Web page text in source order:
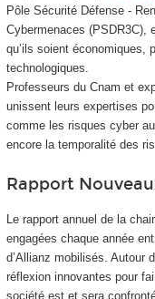
Pôle Sécurité Défense -
Cybermenaces (PSDR3C),
qu’ils soient économiques,
technologiques.
Professeurs du Cnam et
unissent leurs expertises
comme les risques cyber
encore la temporalité des
Rapport
Le rapport annuel de la
engagées chaque année
d’Allianz mobilisés. Autour
réflexion innovantes pour
société est et sera